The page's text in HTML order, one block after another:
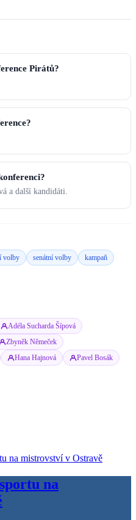
Pirátů?
a další kandidáti.
volby senátní volby kampaň
Adéla Sucharda Šípová
Zbyněk Němeček
Hana Hajnová
Pavel Bosák
na